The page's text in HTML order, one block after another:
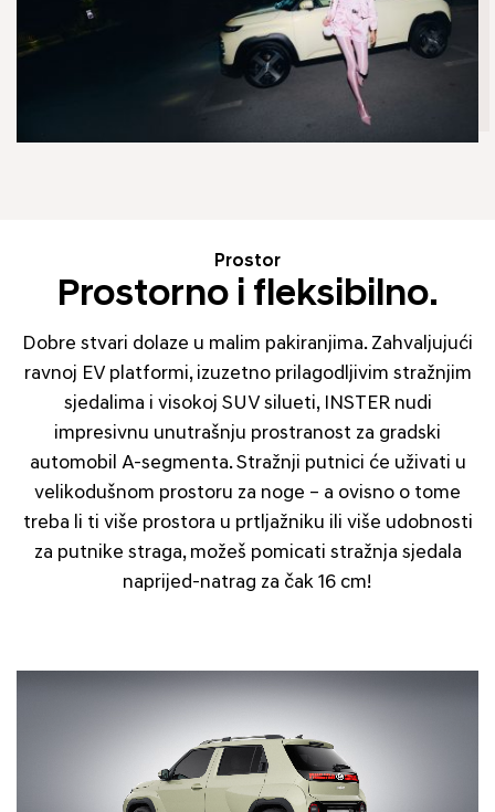
Prostor
Prostorno i fleksibilno.
Dobre stvari dolaze u malim pakiranjima. Zahvaljujući
ravnoj EV platformi, izuzetno prilagodljivim stražnjim
sjedalima i visokoj SUV silueti, INSTER nudi
impresivnu unutrašnju prostranost za gradski
automobil A-segmenta. Stražnji putnici će uživati u
velikodušnom prostoru za noge – a ovisno o tome
treba li ti više prostora u prtljažniku ili više udobnosti
za putnike straga, možeš pomicati stražnja sjedala
naprijed-natrag za čak 16 cm!